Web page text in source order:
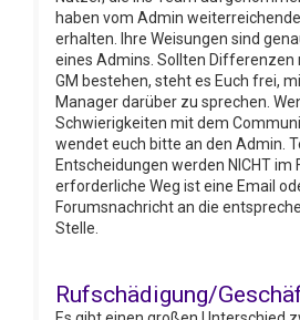
haben vom Admin
erhalten. Ihre Weisungen sind
eines Admins. Sollten Differenzen
GM bestehen, steht es Euch frei,
Manager darüber zu sprechen.
Schwierigkeiten mit dem
wendet euch bitte an den Admin.
Entscheidungen werden NICHT im
erforderliche Weg ist eine Email
Forumsnachricht an die
Stelle.
Rufschädigung/